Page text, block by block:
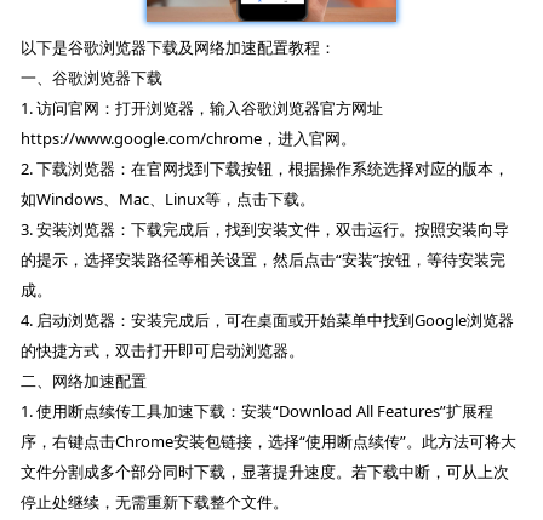
以下是谷歌浏览器下载及网络加速配置教程：
一、谷歌浏览器下载
1. 访问官网：打开浏览器，输入谷歌浏览器官方网址
https://www.google.com/chrome，进入官网。
2. 下载浏览器：在官网找到下载按钮，根据操作系统选择对应的版本，
如Windows、Mac、Linux等，点击下载。
3. 安装浏览器：下载完成后，找到安装文件，双击运行。按照安装向导
的提示，选择安装路径等相关设置，然后点击“安装”按钮，等待安装完
成。
4. 启动浏览器：安装完成后，可在桌面或开始菜单中找到Google浏览器
的快捷方式，双击打开即可启动浏览器。
二、网络加速配置
1. 使用断点续传工具加速下载：安装“Download All Features”扩展程
序，右键点击Chrome安装包链接，选择“使用断点续传”。此方法可将大
文件分割成多个部分同时下载，显著提升速度。若下载中断，可从上次
停止处继续，无需重新下载整个文件。